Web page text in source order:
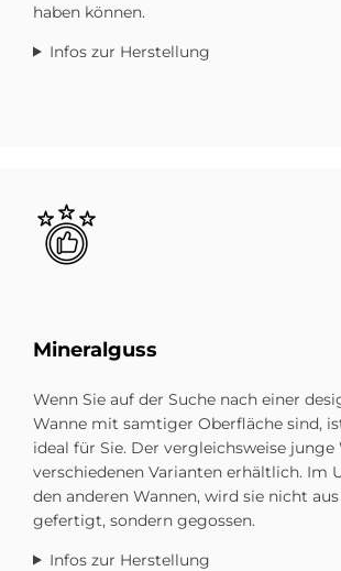
haben können.
Infos zur Herstellung
Bild
Mi­ne­ral­guss
Wenn Sie auf der Suche nach einer
Wanne mit samtiger Oberfläche sind,
ideal für Sie. Der vergleichs­weise
ver­schiedenen Varianten erhältlich. Im
den anderen Wannen, wird sie nicht
gefertigt, sondern gegossen.
Infos zur Herstellung